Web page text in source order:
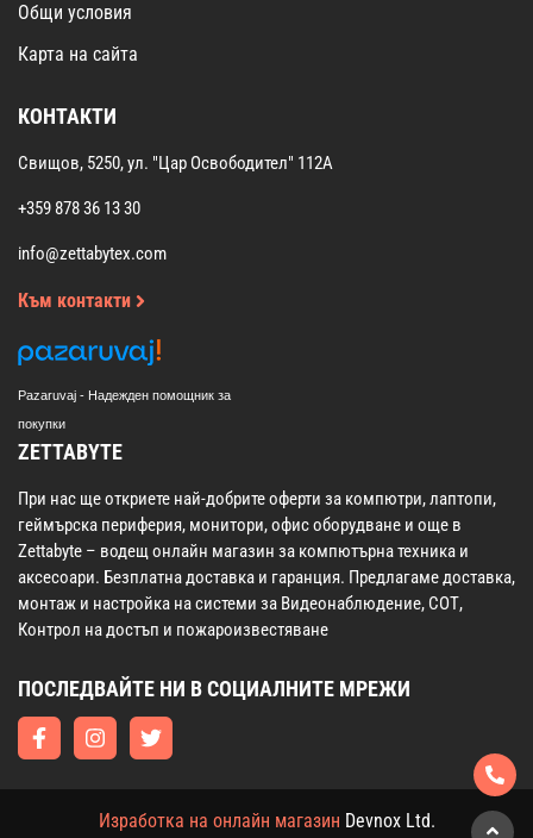
Общи условия
Карта на сайта
КОНТАКТИ
Свищов, 5250, ул. "Цар Освободител" 112А
+359 878 36 13 30
info@zettabytex.com
Към контакти
Pazaruvaj - Надежден помощник за
покупки
ZETTABYTE
При нас ще откриете най-добрите оферти за компютри, лаптопи,
геймърска периферия, монитори, офис оборудване и още в
Zettabyte – водещ онлайн магазин за компютърна техника и
аксесоари. Безплатна доставка и гаранция. Предлагаме доставка,
монтаж и настройка на системи за Видеонаблюдение, СОТ,
Контрол на достъп и пожароизвестяване
ПОСЛЕДВАЙТЕ НИ В СОЦИАЛНИТЕ МРЕЖИ
Изработка на онлайн магазин Devnox Ltd.